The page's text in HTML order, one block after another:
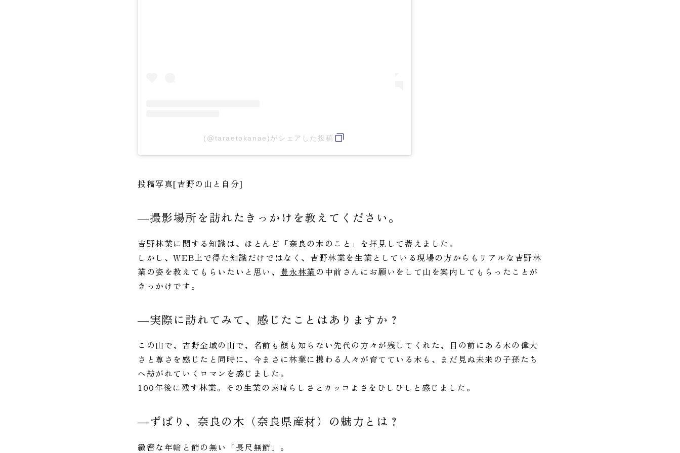
(@taraetokanae)がシェアした投稿
投稿写真[吉野の山と自分]
―撮影場所を訪れたきっかけを教えてください。
吉野林業に関する知識は、ほとんど「奈良の木のこと」を拝見して蓄えました。
しかし、WEB上で得た知識だけではなく、吉野林業を生業としている現場の方からもリアルな吉野林
業の姿を教えてもらいたいと思い、 豊永林業の中前さんにお願いをして山を案内してもらったことが
きっかけです。
―実際に訪れてみて、感じたことはありますか？
この山で、吉野全域の山で、名前も顔も知らない先代の方々が残してくれた、目の前にある木の偉大
さと尊さを感じたと同時に、今まさに林業に携わる人々が育てている木も、まだ見ぬ未来の子孫たち
へ紡がれていくロマンを感じました。
100年後に残す林業。その生業の素晴らしさとカッコよさをひしひしと感じました。
―ずばり、奈良の木（奈良県産材）の魅力とは？
緻密な年輪と節の無い「長尺無節」。